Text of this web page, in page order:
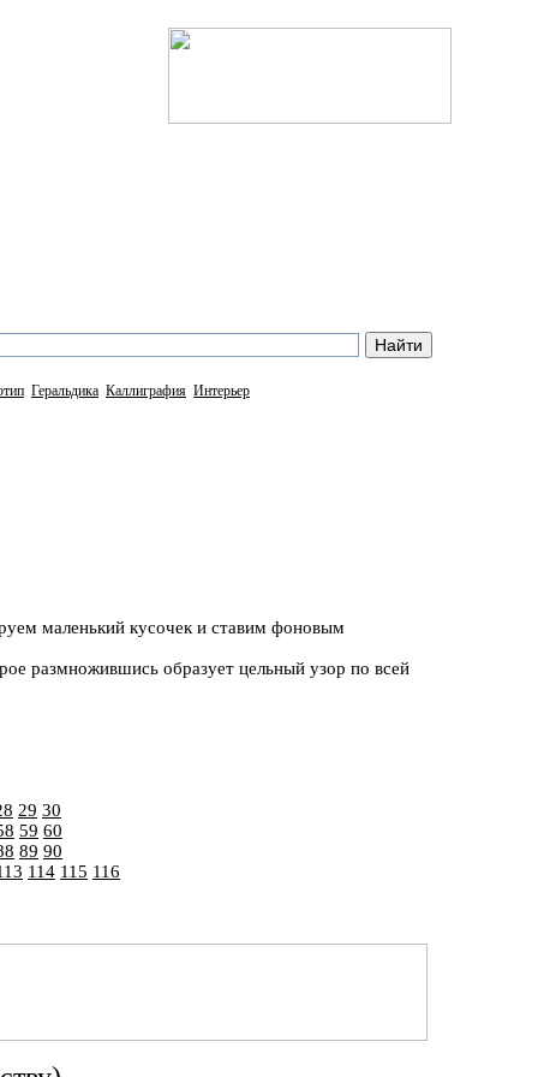
Геральдика Каллиграфия Интерьер
маленький кусочек и ставим фоновым
размножившись образует цельный узор по всей
29 30
59 60
89 90
114 115 116